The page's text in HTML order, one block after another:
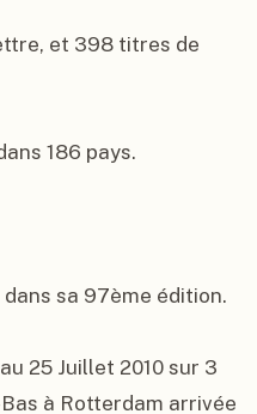
et 398 titres de
186 pays.
sa 97ème édition.
25 Juillet 2010 sur 3